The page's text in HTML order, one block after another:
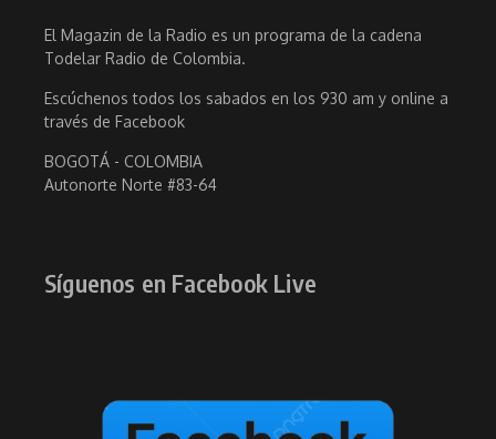
El Magazin de la Radio es un programa de la cadena
Todelar Radio de Colombia.
Escúchenos todos los sabados en los 930 am y online a
través de Facebook
BOGOTÁ - COLOMBIA
Autonorte Norte #83-64
Síguenos en Facebook Live